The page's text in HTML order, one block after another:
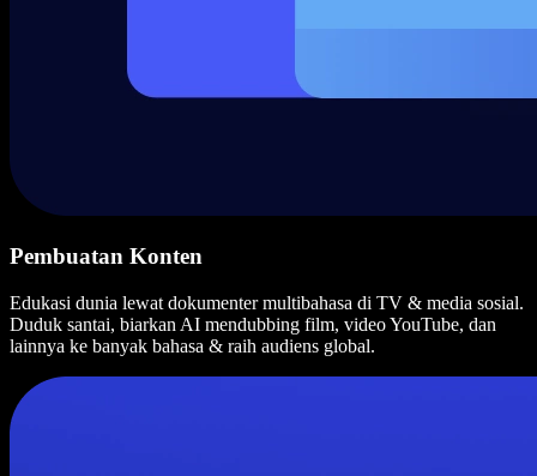
Pembuatan Konten
Edukasi dunia lewat dokumenter multibahasa di TV & media sosial.
Duduk santai, biarkan AI mendubbing film, video YouTube, dan
lainnya ke banyak bahasa & raih audiens global.